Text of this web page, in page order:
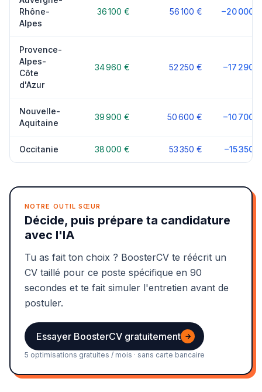
Rhône-
Alpes
36 100 € 56 100 € −20 000 €
Provence-
Alpes-
Côte
d'Azur
34 960 € 52 250 € −17 290 €
Nouvelle-
Aquitaine
39 900 € 50 600 € −10 700 €
Occitanie 38 000 € 53 350 € −15 350 €
NOTRE OUTIL SŒUR
Décide, puis prépare ta candidature
avec l'IA
Tu as fait ton choix ? BoosterCV te réécrit un
CV taillé pour ce poste spécifique en 90
secondes et te fait simuler l'entretien avant de
postuler.
Essayer BoosterCV gratuitement →
5 optimisations gratuites / mois · sans carte bancaire